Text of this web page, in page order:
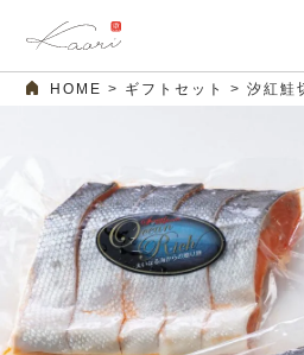
HOME ギフトセット 汐紅鮭